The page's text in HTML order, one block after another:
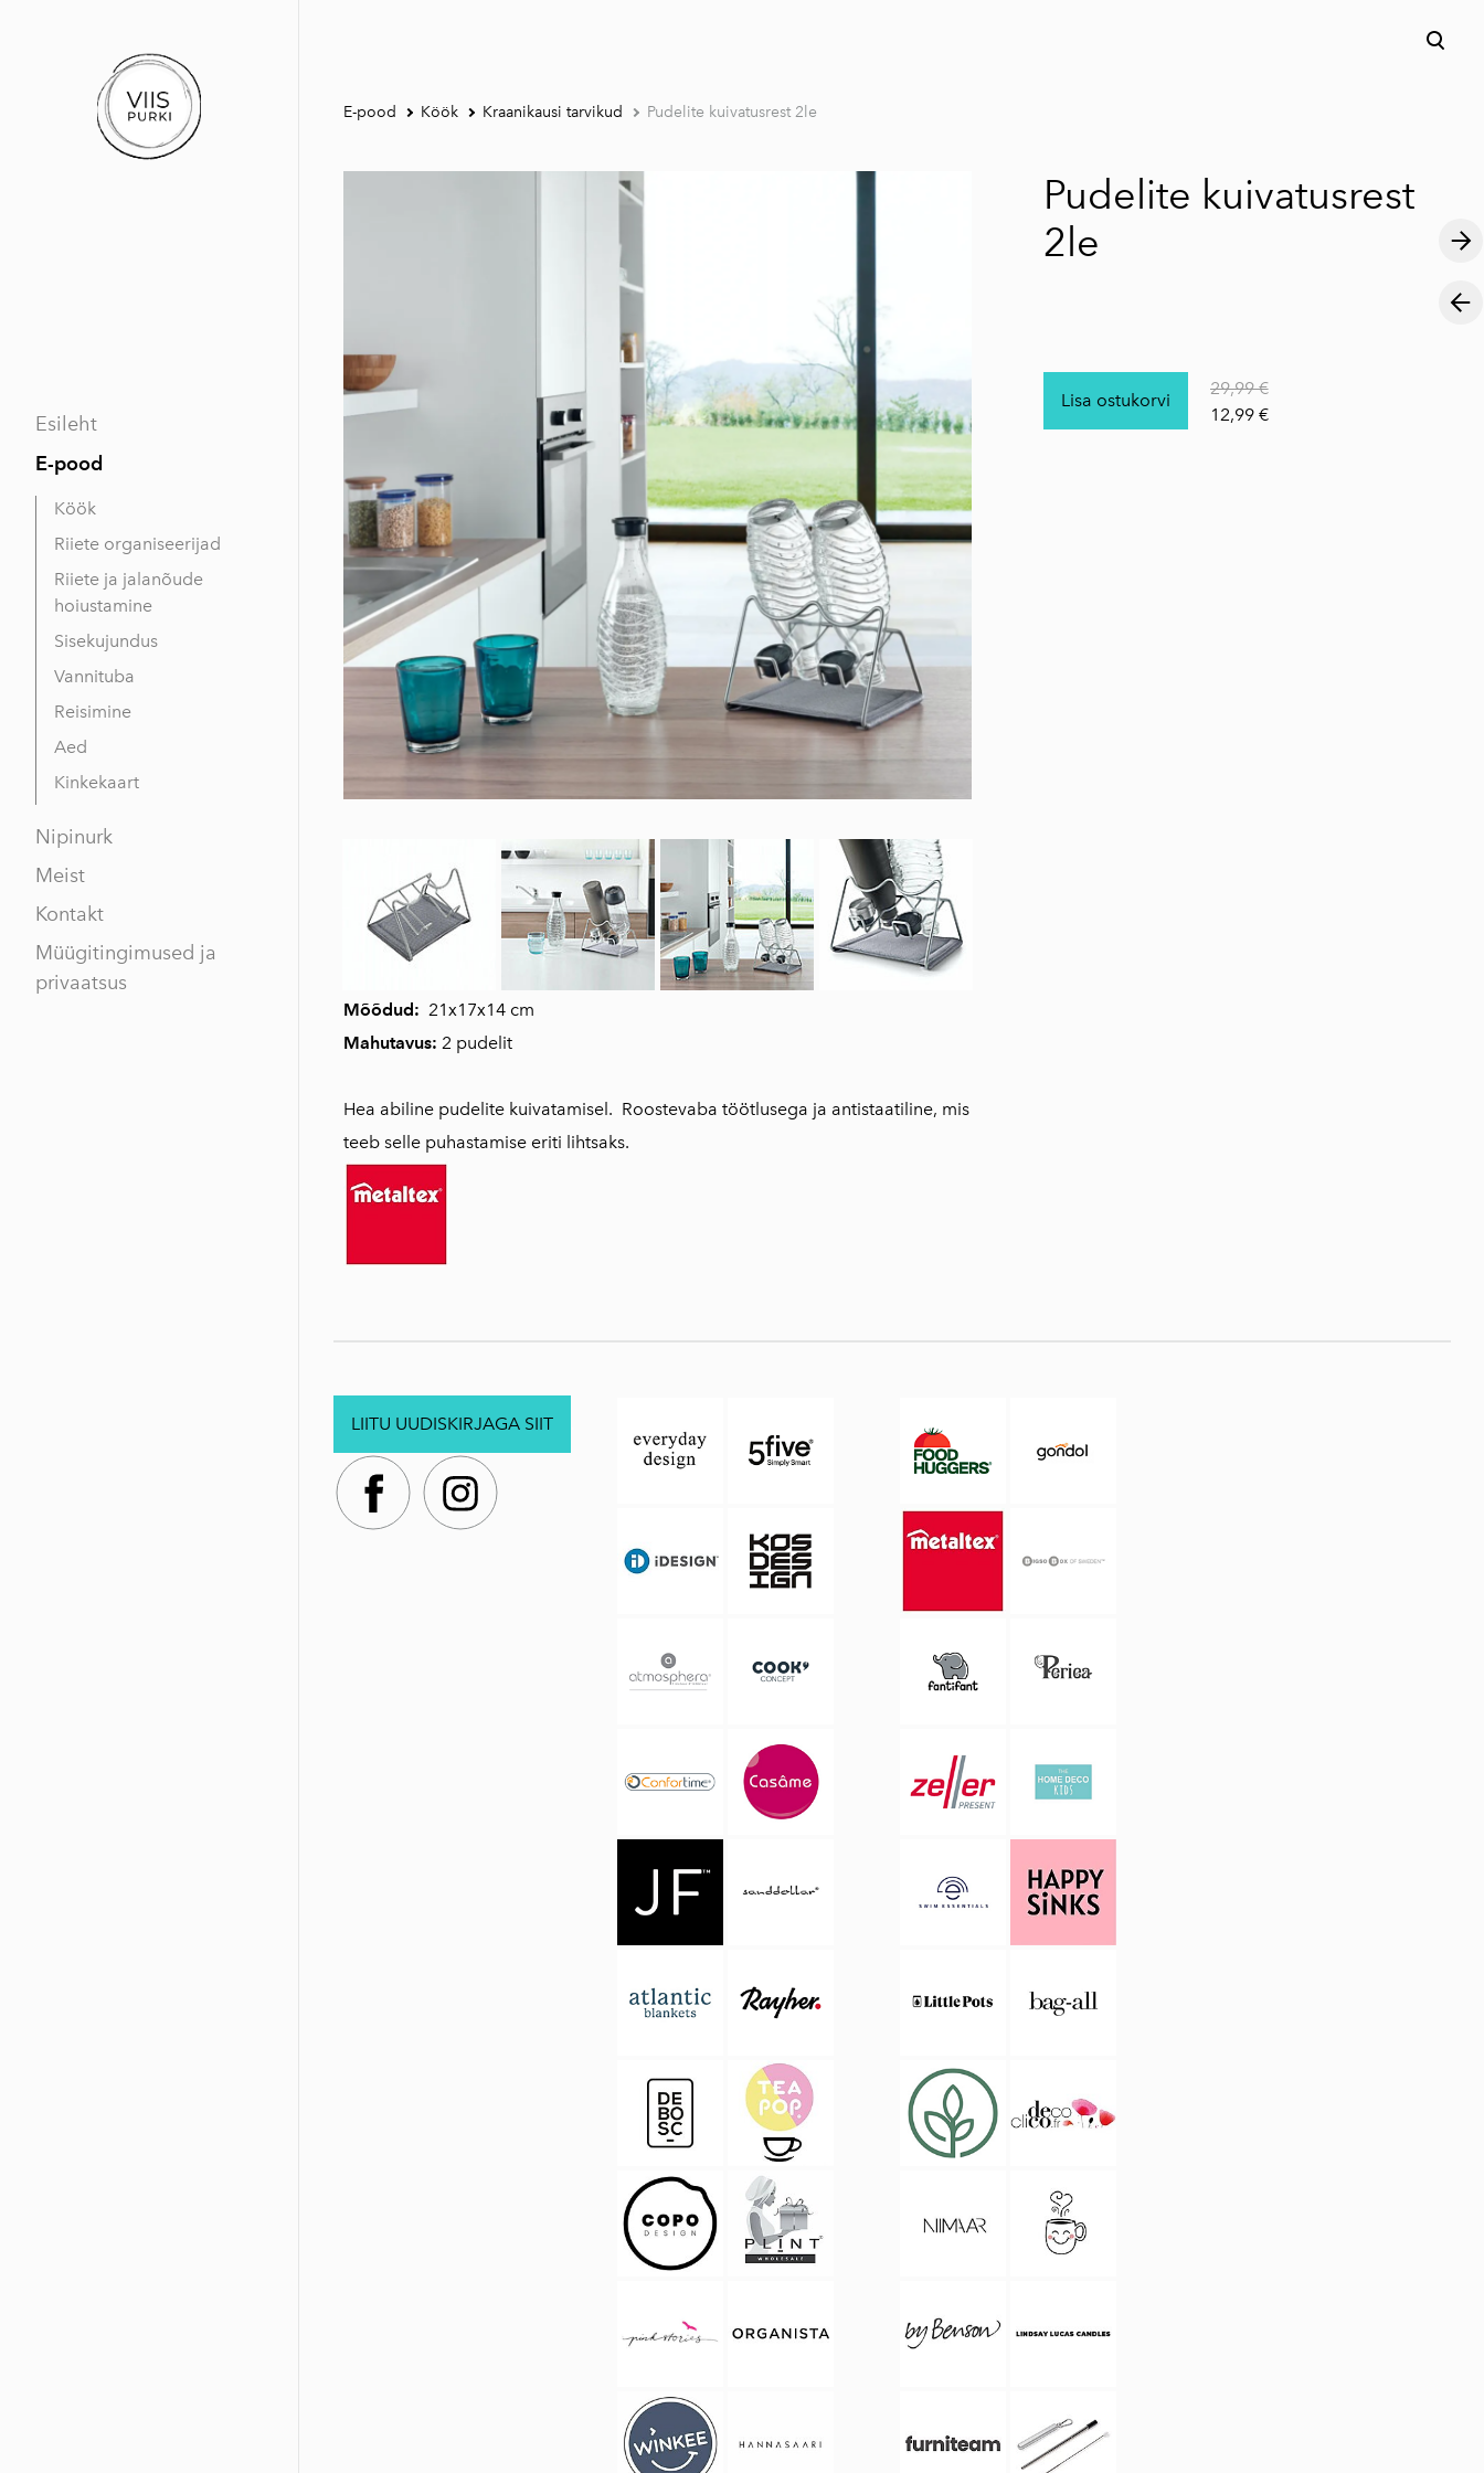
Esileht
E-pood
Köök
Riiete organiseerijad
Riiete ja jalanõude
hoiustamine
Sisekujundus
Vannituba
Reisimine
Aed
Kinkekaart
Nipinurk
Meist
Kontakt
Müügitingimused ja
privaatsus
E-pood Köök Kraanikausi tarvikud Pudelite kuivatusrest 2le
Mõõdud: 21x17x14 cm
Mahutavus: 2 pudelit
Hea abiline pudelite kuivatamisel. Roostevaba töötlusega ja antistaatiline, mis
teeb selle puhastamise eriti lihtsaks.
Pudelite kuivatusrest
2le
Lisa ostukorvi
29,99 €
12,99 €
LIITU UUDISKIRJAGA SIIT